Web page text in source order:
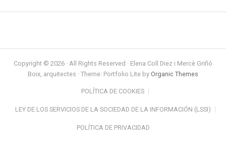
Copyright © 2026 · All Rights Reserved · Elena Coll Diez i Mercè Griñó
Boix, arquitectes · Theme: Portfolio Lite by Organic Themes
POLÍTICA DE COOKIES
LEY DE LOS SERVICIOS DE LA SOCIEDAD DE LA INFORMACIÓN (LSSI)
POLÍTICA DE PRIVACIDAD